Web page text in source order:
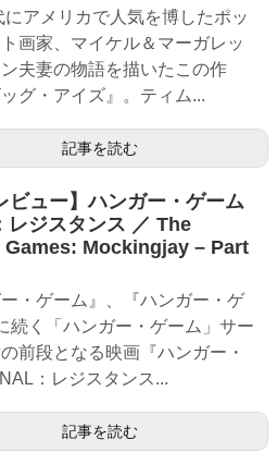
にアメリカで人気を博したポッ
画家、マイケル＆マーガレッ
ン夫妻の物語を描いたこの作
グ・アイズ』。ティム...
記事を読む
ビュー】ハンガー・ゲーム
レジスタンス ／ The
Games: Mockingjay – Part
ー・ゲーム』、『ハンガー・ゲ
続く「ハンガー・ゲーム」サー
前段となる映画『ハンガー・
：レジスタンス...
記事を読む